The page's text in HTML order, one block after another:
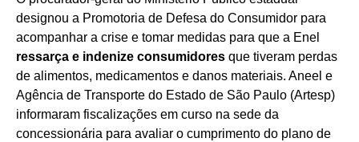
designou a Promotoria de Defesa do Consumidor para
acompanhar a crise e tomar medidas para que a Enel
ressarça e indenize consumidores que tiveram perdas
de alimentos, medicamentos e danos materiais. Aneel e
Agência de Transporte do Estado de São Paulo (Artesp)
informaram fiscalizações em curso na sede da
concessionária para avaliar o cumprimento do plano de